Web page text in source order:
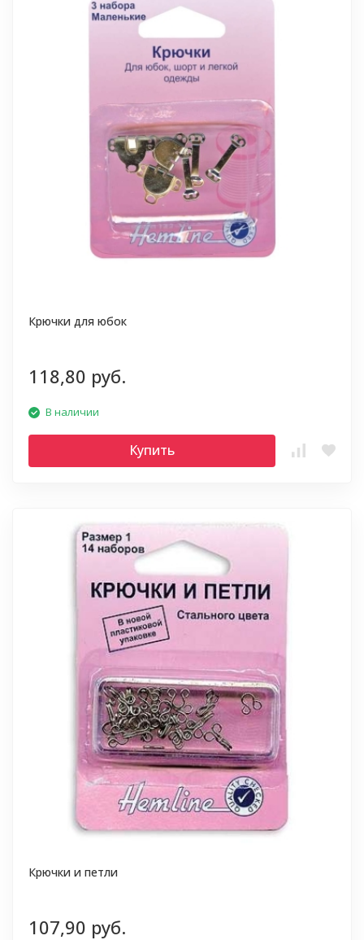
Крючки для юбок
118,80 руб.
В наличии
Купить
Крючки и петли
107,90 руб.